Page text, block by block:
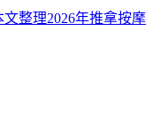
整理2026年推拿按摩